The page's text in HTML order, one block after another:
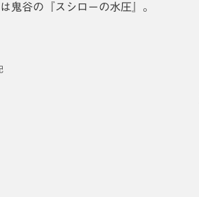
鬼谷の『スシローの水圧』。